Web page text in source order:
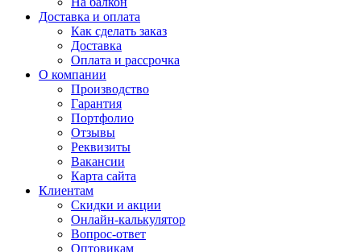
Доставка и оплата
Как сделать заказ
Доставка
Оплата и рассрочка
О компании
Производство
Гарантия
Портфолио
Отзывы
Реквизиты
Вакансии
Карта сайта
Клиентам
Скидки и акции
Онлайн-калькулятор
Вопрос-ответ
Оптовикам